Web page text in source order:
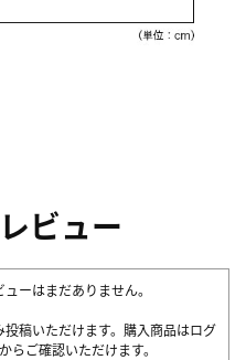
ビュー
ーはまだありません。
稿いただけます。購入商品はログ
からご確認いただけます。